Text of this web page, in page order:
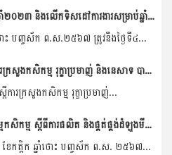
កិច្ចប្រជុំបូកសរុបលទ្ធផលការងារប្រចាំឆ្នាំ២០២៣ និងលើកទិសដៅការងារសម្រាប់ឆ្នាំ២០២៤ របស់នាយកដ្ឋានកសិ-ឧស្សាហកម្ម
ោះ បញ្ចស័ក ព.ស.២៥៦៧ ត្រូវនឹងថ្ងៃទី៤...
ឯកឧត្តម សុខ វិសាល អនុរដ្ឋលេខាធិការក្រសួងកសិកម្ម រុក្ខាប្រមាញ់ និងនេសាទ បានដឹកនាំកិច្ចប្រជុំពិភាក្សាការងារជាមួយគណៈប្រតិភូកូរ៉េ ដែលអញ្ជើញមកពីសមាគមអភិវឌ្ឍធនធានកសិកម្មកូរ៉េ...
ការក្រសួងកសិកម្ម រុក្ខាប្រមាញ់...
ពិធីចុះហត្ថលេខាលើកិច្ចសន្យាផលិតកម្មកសិកម្ម ស្តីពីការផលិត និងផ្គត់ផ្គង់ដំឡូងមីស្រស់រវាងសហគមន៍កសិកម្មចំការលើសាមគ្គីអភិវឌ្ឍន៍ និងដេប៉ូ លាង ប៊ុនហ៊ាង
ខែកត្តិក ឆ្នាំថោះ បញ្ចស័ក ព.ស. ២៥៦៧...